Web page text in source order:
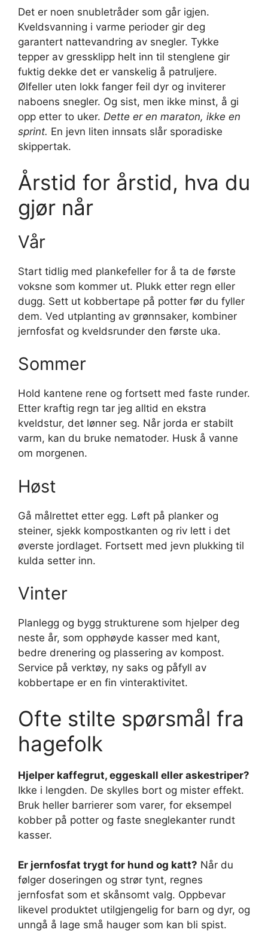
Det er noen snubletråder som går igjen.
Kveldsvanning i varme perioder gir deg
garantert nattevandring av snegler. Tykke
tepper av gressklipp helt inn til stenglene gir
fuktig dekke det er vanskelig å patruljere.
Ølfeller uten lokk fanger feil dyr og inviterer
naboens snegler. Og sist, men ikke minst, å gi
opp etter to uker. Dette er en maraton, ikke en
sprint. En jevn liten innsats slår sporadiske
skippertak.
Årstid for årstid, hva du
gjør når
Vår
Start tidlig med plankefeller for å ta de første
voksne som kommer ut. Plukk etter regn eller
dugg. Sett ut kobbertape på potter før du fyller
dem. Ved utplanting av grønnsaker, kombiner
jernfosfat og kveldsrunder den første uka.
Sommer
Hold kantene rene og fortsett med faste runder.
Etter kraftig regn tar jeg alltid en ekstra
kveldstur, det lønner seg. Når jorda er stabilt
varm, kan du bruke nematoder. Husk å vanne
om morgenen.
Høst
Gå målrettet etter egg. Løft på planker og
steiner, sjekk kompostkanten og riv lett i det
øverste jordlaget. Fortsett med jevn plukking til
kulda setter inn.
Vinter
Planlegg og bygg strukturene som hjelper deg
neste år, som opphøyde kasser med kant,
bedre drenering og plassering av kompost.
Service på verktøy, ny saks og påfyll av
kobbertape er en fin vinteraktivitet.
Ofte stilte spørsmål fra
hagefolk
Hjelper kaffegrut, eggeskall eller askestriper?
Ikke i lengden. De skylles bort og mister effekt.
Bruk heller barrierer som varer, for eksempel
kobber på potter og faste sneglekanter rundt
kasser.
Er jernfosfat trygt for hund og katt? Når du
følger doseringen og strør tynt, regnes
jernfosfat som et skånsomt valg. Oppbevar
likevel produktet utilgjengelig for barn og dyr, og
unngå å lage små hauger som kan bli spist.